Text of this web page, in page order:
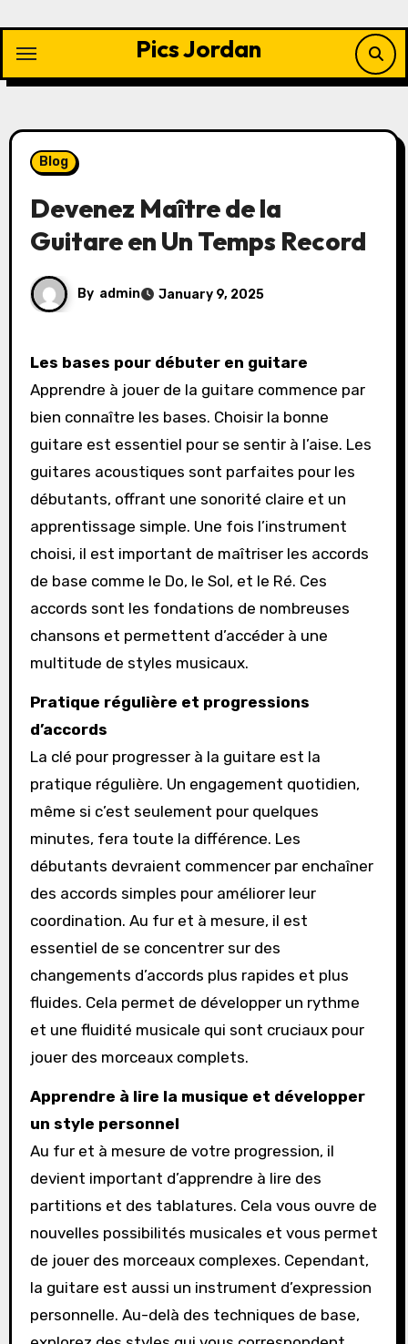
content
Pics Jordan
Blog
Devenez Maître de la
Guitare en Un Temps Record
By admin January 9, 2025
Les bases pour débuter en guitare
Apprendre à jouer de la guitare commence par
bien connaître les bases. Choisir la bonne
guitare est essentiel pour se sentir à l’aise. Les
guitares acoustiques sont parfaites pour les
débutants, offrant une sonorité claire et un
apprentissage simple. Une fois l’instrument
choisi, il est important de maîtriser les accords
de base comme le Do, le Sol, et le Ré. Ces
accords sont les fondations de nombreuses
chansons et permettent d’accéder à une
multitude de styles musicaux.
Pratique régulière et progressions
d’accords
La clé pour progresser à la guitare est la
pratique régulière. Un engagement quotidien,
même si c’est seulement pour quelques
minutes, fera toute la différence. Les
débutants devraient commencer par enchaîner
des accords simples pour améliorer leur
coordination. Au fur et à mesure, il est
essentiel de se concentrer sur des
changements d’accords plus rapides et plus
fluides. Cela permet de développer un rythme
et une fluidité musicale qui sont cruciaux pour
jouer des morceaux complets.
Apprendre à lire la musique et développer
un style personnel
Au fur et à mesure de votre progression, il
devient important d’apprendre à lire des
partitions et des tablatures. Cela vous ouvre de
nouvelles possibilités musicales et vous permet
de jouer des morceaux complexes. Cependant,
la guitare est aussi un instrument d’expression
personnelle. Au-delà des techniques de base,